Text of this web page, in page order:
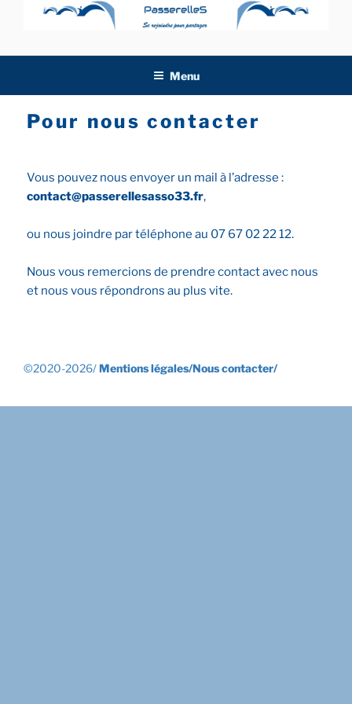
Menu
Pour nous contacter
Vous pouvez nous envoyer un mail à l’adresse :
contact@passerellesasso33.fr,
ou nous joindre par téléphone au 07 67 02 22 12.
Nous vous remercions de prendre contact avec nous
et nous vous répondrons au plus vite.
©2020-2026/Mentions légales/Nous contacter/